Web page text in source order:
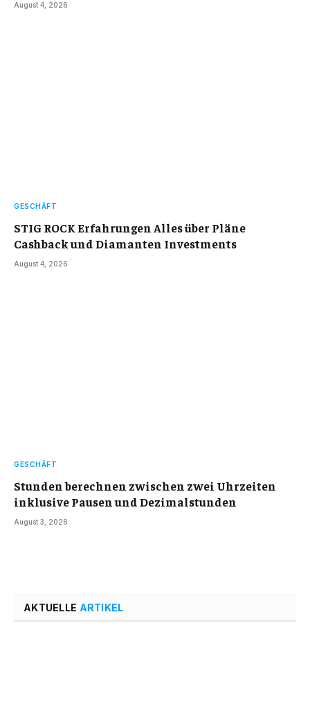
August 4, 2026
GESCHÄFT
STIG ROCK Erfahrungen Alles über Pläne
Cashback und Diamanten Investments
August 4, 2026
GESCHÄFT
Stunden berechnen zwischen zwei Uhrzeiten
inklusive Pausen und Dezimalstunden
August 3, 2026
AKTUELLE ARTIKEL